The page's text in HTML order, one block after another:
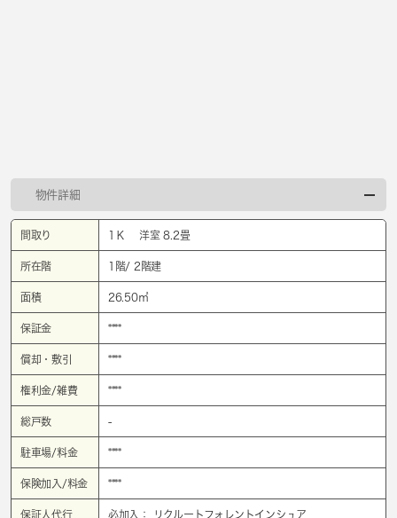
物件詳細
間取り 1Ｋ 洋室 8.2畳
所在階 1階/ 2階建
面積 26.50㎡
保証金 ****
償却・敷引 ****
権利金/雑費 ****
総戸数 -
駐車場/料金 ****
保険加入/料金 ****
保証人代行 必加入： リクルートフォレントインシュア